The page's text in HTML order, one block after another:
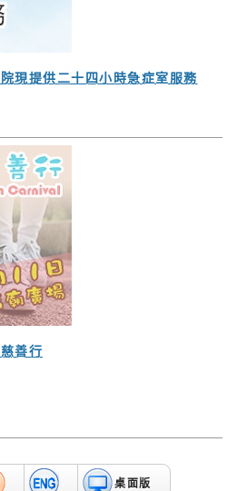
現提供二十四小時急症室服務
善行
桌面版